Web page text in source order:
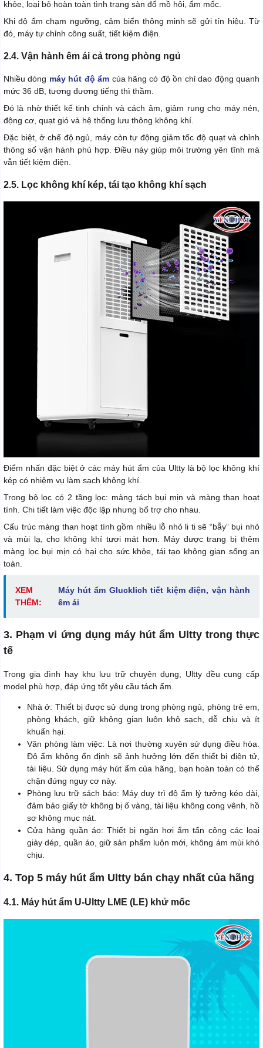
khỏe, loại bỏ hoàn toàn tình trạng sàn đổ mồ hôi, ẩm mốc.
Khi độ ẩm chạm ngưỡng, cảm biến thông minh sẽ gửi tín hiệu. Từ
đó, máy tự chỉnh công suất, tiết kiệm điện.
2.4. Vận hành êm ái cả trong phòng ngủ
Nhiều dòng máy hút độ ẩm của hãng có độ ồn chỉ dao động quanh
mức 36 dB, tương đương tiếng thì thầm.
Đó là nhờ thiết kế tinh chỉnh và cách âm, giảm rung cho máy nén,
động cơ, quạt gió và hệ thống lưu thông không khí.
Đặc biệt, ở chế độ ngủ, máy còn tự động giảm tốc độ quạt và chỉnh
thông số vận hành phù hợp. Điều này giúp môi trường yên tĩnh mà
vẫn tiết kiệm điện.
2.5. Lọc không khí kép, tái tạo không khí sạch
Điểm nhấn đặc biệt ở các máy hút ẩm của Ultty là bộ lọc không khí
kép có nhiệm vụ làm sạch không khí.
Trong bộ lọc có 2 tầng lọc: màng tách bụi mịn và màng than hoạt
tính. Chi tiết làm việc độc lập nhưng bổ trợ cho nhau.
Cấu trúc màng than hoạt tính gồm nhiều lỗ nhỏ li ti sẽ “bẫy” bụi nhỏ
và mùi lạ, cho không khí tươi mát hơn. Máy được trang bị thêm
màng lọc bụi mịn có hại cho sức khỏe, tái tạo không gian sống an
toàn.
XEM
THÊM:
Máy hút ẩm Glucklich tiết kiệm điện, vận hành
êm ái
3. Phạm vi ứng dụng máy hút ẩm Ultty trong thực
tế
Trong gia đình hay khu lưu trữ chuyên dụng, Ultty đều cung cấp
model phù hợp, đáp ứng tốt yêu cầu tách ẩm.
Nhà ở: Thiết bị được sử dụng trong phòng ngủ, phòng trẻ em,
phòng khách, giữ không gian luôn khô sạch, dễ chịu và ít
khuẩn hại.
Văn phòng làm việc: Là nơi thường xuyên sử dụng điều hòa.
Độ ẩm không ổn định sẽ ảnh hưởng lớn đến thiết bị điện tử,
tài liệu. Sử dụng máy hút ẩm của hãng, bạn hoàn toàn có thể
chặn đứng nguy cơ này.
Phòng lưu trữ sách báo: Máy duy trì độ ẩm lý tưởng kéo dài,
đảm bảo giấy tờ không bị ố vàng, tài liệu không cong vênh, hồ
sơ không mục nát.
Cửa hàng quần áo: Thiết bị ngăn hơi ẩm tấn công các loại
giày dép, quần áo, giữ sản phẩm luôn mới, không ám mùi khó
chịu.
4. Top 5 máy hút ẩm Ultty bán chạy nhất của hãng
4.1. Máy hút ẩm U-Ultty LME (LE) khử mốc